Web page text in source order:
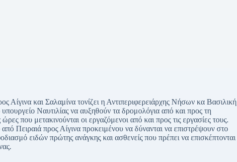
Αίγινα και Σαλαμίνα τονίζει η Αντιπεριφερειάρχης Νήσων κα Βασιλική
Ναυτιλίας να αυξηθούν τα δρομολόγια από και προς τη
που μετακινούνται οι εργαζόμενοι από και προς τις εργασίες τους.
Πειραιά προς Αίγινα προκειμένου να δύνανται να επιστρέψουν στο
ειδών πρώτης ανάγκης και ασθενείς που πρέπει να επισκέπτονται